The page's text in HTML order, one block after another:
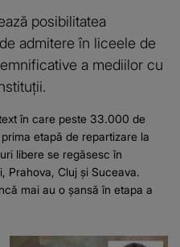
posibilitatea
admitere în liceele de
a mediilor cu
în care peste 33.000 de
etapă de repartizare la
libere se regăsesc în
Prahova, Cluj și Suceava.
mai au o șansă în etapa a